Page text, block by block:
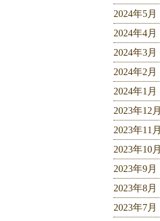
2024年5月
2024年4月
2024年3月
2024年2月
2024年1月
2023年12月
2023年11月
2023年10月
2023年9月
2023年8月
2023年7月